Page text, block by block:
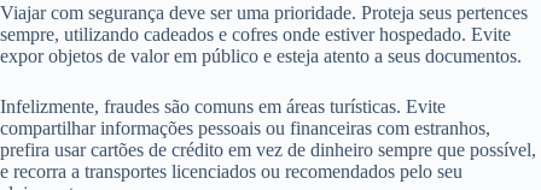
Viajar com segurança deve ser uma prioridade. Proteja seus pertences
sempre, utilizando cadeados e cofres onde estiver hospedado. Evite
expor objetos de valor em público e esteja atento a seus documentos.
Infelizmente, fraudes são comuns em áreas turísticas. Evite
compartilhar informações pessoais ou financeiras com estranhos,
prefira usar cartões de crédito em vez de dinheiro sempre que possível,
e recorra a transportes licenciados ou recomendados pelo seu